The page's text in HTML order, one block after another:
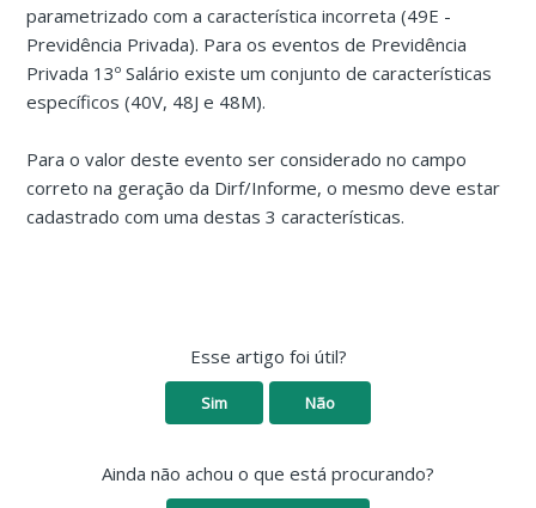
parametrizado com a característica incorreta (49E -
Previdência Privada). Para os eventos de Previdência
Privada 13º Salário existe um conjunto de características
específicos (40V, 48J e 48M).
Para o valor deste evento ser considerado no campo
correto na geração da Dirf/Informe, o mesmo deve estar
cadastrado com uma destas 3 características.
Esse artigo foi útil?
Sim Não
Ainda não achou o que está procurando?